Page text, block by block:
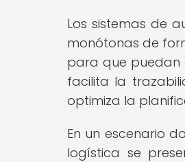
Los sistemas de
monótonas de
para que puedan
facilita la
optimiza la
En un escenario
logística se